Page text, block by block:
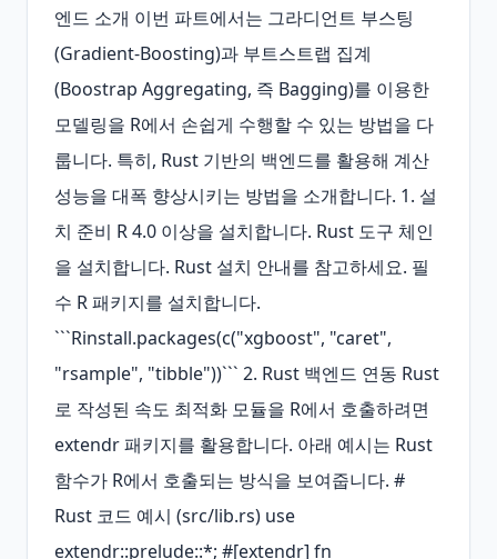
엔드 소개 이번 파트에서는 그라디언트 부스팅
(Gradient‑Boosting)과 부트스트랩 집계
(Boostrap Aggregating, 즉 Bagging)를 이용한
모델링을 R에서 손쉽게 수행할 수 있는 방법을 다
룹니다. 특히, Rust 기반의 백엔드를 활용해 계산
성능을 대폭 향상시키는 방법을 소개합니다. 1. 설
치 준비 R 4.0 이상을 설치합니다. Rust 도구 체인
을 설치합니다. Rust 설치 안내를 참고하세요. 필
수 R 패키지를 설치합니다.
```Rinstall.packages(c("xgboost", "caret",
"rsample", "tibble"))``` 2. Rust 백엔드 연동 Rust
로 작성된 속도 최적화 모듈을 R에서 호출하려면
extendr 패키지를 활용합니다. 아래 예시는 Rust
함수가 R에서 호출되는 방식을 보여줍니다. #
Rust 코드 예시 (src/lib.rs) use
extendr::prelude::*; #[extendr] fn